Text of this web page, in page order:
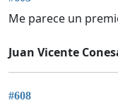
Me parece un
Juan Vicente
#608